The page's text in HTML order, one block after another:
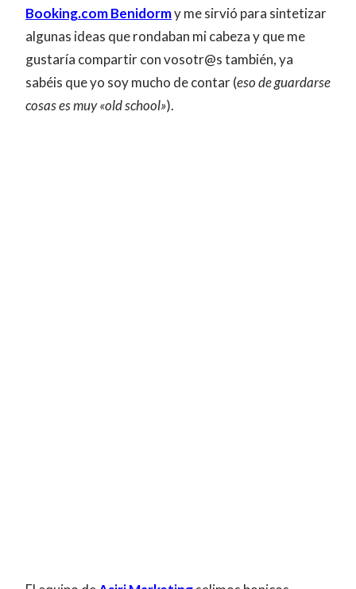
Booking.com Benidormy me sirvió para sintetizar
algunas ideas que rondaban mi cabeza y que me
gustaría compartir con vosotr@s también, ya
sabéis que yo soy mucho de contar (eso de guardarse
cosas es muy «old school»).